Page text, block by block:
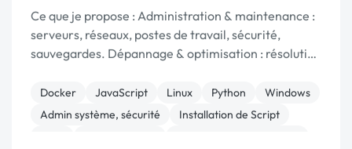
Ce que je propose : Administration & maintenance :
serveurs, réseaux, postes de travail, sécurité,
sauvegardes. Dépannage & optimisation : résolution
protection contre virus et malwares. Soluti...
Docker JavaScript Linux Python
Windows
Admin système, sécurité
Installation de Script